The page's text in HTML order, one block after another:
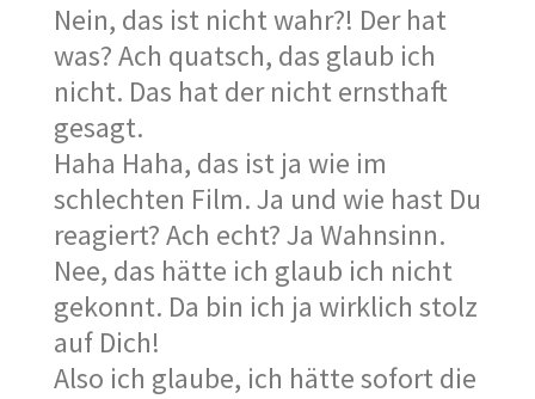
Nein, das ist nicht wahr?! Der hat
was? Ach quatsch, das glaub ich
nicht. Das hat der nicht ernsthaft
gesagt.
Haha Haha, das ist ja wie im
schlechten Film. Ja und wie hast Du
reagiert? Ach echt? Ja Wahnsinn.
Nee, das hätte ich glaub ich nicht
gekonnt. Da bin ich ja wirklich stolz
auf Dich!
Also ich glaube, ich hätte sofort die